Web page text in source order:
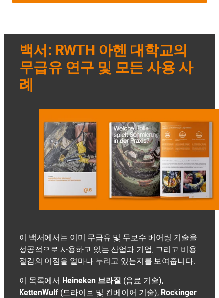
백서: RWTH 아헨 대학교의
무급유 연구 및 모든 사용 사
례
이 백서에서는 이미 무급유 및 무보수 베어링 기술을
성공적으로 사용하고 있는 산업과 기업, 그리고 비용
절감의 이점을 얼마나 누리고 있는지를 보여줍니다.
이 목록에서 Heineken 브라질 (음료 기술),
KettenWulf (드라이브 및 컨베이어 기술), Rockinger